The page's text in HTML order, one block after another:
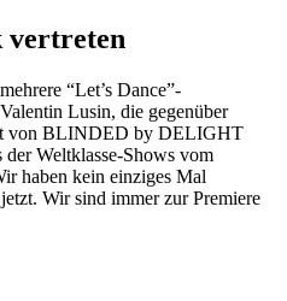
vertreten
“Let’s Dance”-
Lusin, die gegenüber
von BLINDED by DELIGHT
Weltklasse-Shows vom
haben kein einziges Mal
Wir sind immer zur Premiere